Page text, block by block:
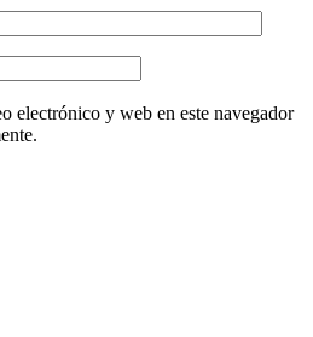
electrónico y web en este navegador